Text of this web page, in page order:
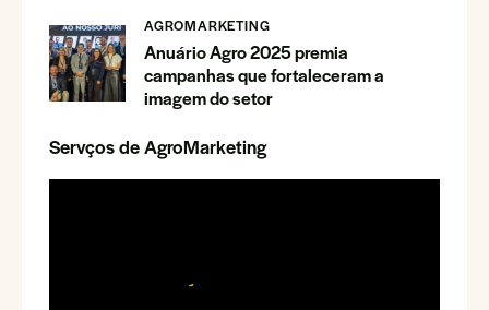
AGROMARKETING
Anuário Agro 2025 premia
campanhas que fortaleceram a
imagem do setor
Servços de AgroMarketing